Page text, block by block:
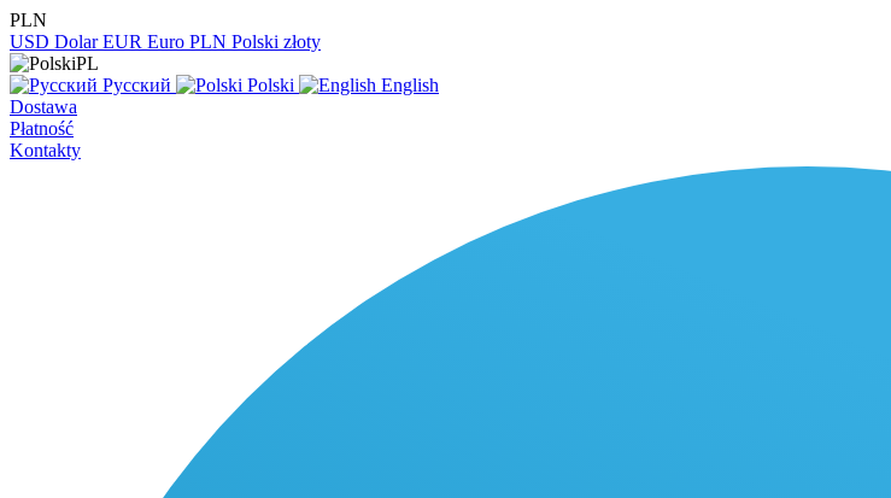
PLN
USD Dolar EUR Euro PLN Polski złoty
PL
Русский
Polski
English
Dostawa
Płatność
Kontakty